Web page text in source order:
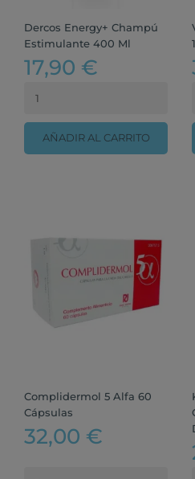
Dercos Energy+ Champú
Estimulante 400 Ml
17,90 €
AÑADIR AL CARRITO
Complidermol 5 Alfa 60
Cápsulas
32,00 €